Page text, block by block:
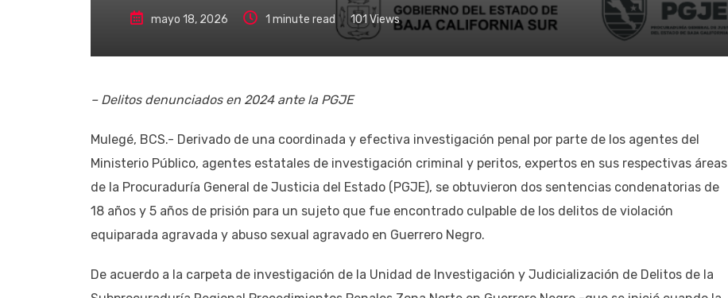
mayo 18, 2026 1 minute read 101 Views
– Delitos denunciados en 2024 ante la PGJE
Mulegé, BCS.- Derivado de una coordinada y efectiva investigación penal por parte de los agentes del
Ministerio Público, agentes estatales de investigación criminal y peritos, expertos en sus respectivas áreas
de la Procuraduría General de Justicia del Estado (PGJE), se obtuvieron dos sentencias condenatorias de
18 años y 5 años de prisión para un sujeto que fue encontrado culpable de los delitos de violación
equiparada agravada y abuso sexual agravado en Guerrero Negro.
De acuerdo a la carpeta de investigación de la Unidad de Investigación y Judicialización de Delitos de la